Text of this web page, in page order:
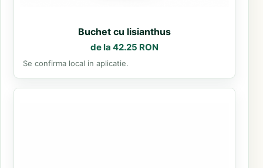
Buchet cu lisianthus
de la 42.25 RON
Se confirma local in aplicatie.